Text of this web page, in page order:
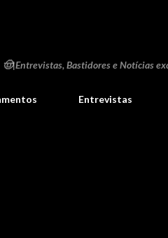
Bastidores e Notícias
Entrevistas